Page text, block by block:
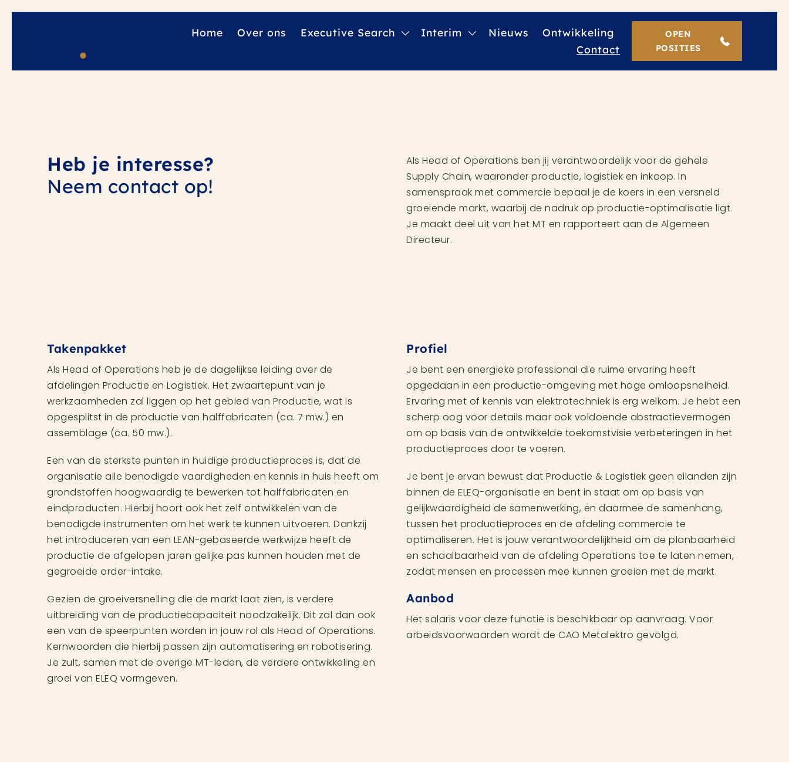
Home Over ons Executive Search Interim Nieuws
Ontwikkeling
Contact
OPEN
POSITIES
Heb je interesse?
Neem contact op!
Als Head of Operations ben jij verantwoordelijk voor de gehele
Supply Chain, waaronder productie, logistiek en inkoop. In
samenspraak met commercie bepaal je de koers in een versneld
groeiende markt, waarbij de nadruk op productie-optimalisatie ligt.
Je maakt deel uit van het MT en rapporteert aan de Algemeen
Directeur.
Takenpakket
Als Head of Operations heb je de dagelijkse leiding over de
afdelingen Productie en Logistiek. Het zwaartepunt van je
werkzaamheden zal liggen op het gebied van Productie, wat is
opgesplitst in de productie van halffabricaten (ca. 7 mw.) en
assemblage (ca. 50 mw.).
Een van de sterkste punten in huidige productieproces is, dat de
organisatie alle benodigde vaardigheden en kennis in huis heeft om
grondstoffen hoogwaardig te bewerken tot halffabricaten en
eindproducten. Hierbij hoort ook het zelf ontwikkelen van de
benodigde instrumenten om het werk te kunnen uitvoeren. Dankzij
het introduceren van een LEAN-gebaseerde werkwijze heeft de
productie de afgelopen jaren gelijke pas kunnen houden met de
gegroeide order-intake.
Gezien de groeiversnelling die de markt laat zien, is verdere
uitbreiding van de productiecapaciteit noodzakelijk. Dit zal dan ook
een van de speerpunten worden in jouw rol als Head of Operations.
Kernwoorden die hierbij passen zijn automatisering en robotisering.
Je zult, samen met de overige MT-leden, de verdere ontwikkeling en
groei van ELEQ vormgeven.
Profiel
Je bent een energieke professional die ruime ervaring heeft
opgedaan in een productie-omgeving met hoge omloopsnelheid.
Ervaring met of kennis van elektrotechniek is erg welkom. Je hebt een
scherp oog voor details maar ook voldoende abstractievermogen
om op basis van de ontwikkelde toekomstvisie verbeteringen in het
productieproces door te voeren.
Je bent je ervan bewust dat Productie & Logistiek geen eilanden zijn
binnen de ELEQ-organisatie en bent in staat om op basis van
gelijkwaardigheid de samenwerking, en daarmee de samenhang,
tussen het productieproces en de afdeling commercie te
optimaliseren. Het is jouw verantwoordelijkheid om de planbaarheid
en schaalbaarheid van de afdeling Operations toe te laten nemen,
zodat mensen en processen mee kunnen groeien met de markt.
Aanbod
Het salaris voor deze functie is beschikbaar op aanvraag. Voor
arbeidsvoorwaarden wordt de CAO Metalektro gevolgd.